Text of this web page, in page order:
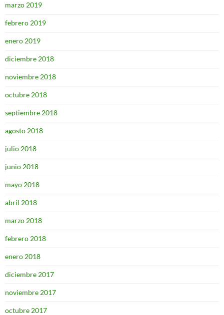
marzo 2019
febrero 2019
enero 2019
diciembre 2018
noviembre 2018
octubre 2018
septiembre 2018
agosto 2018
julio 2018
junio 2018
mayo 2018
abril 2018
marzo 2018
febrero 2018
enero 2018
diciembre 2017
noviembre 2017
octubre 2017